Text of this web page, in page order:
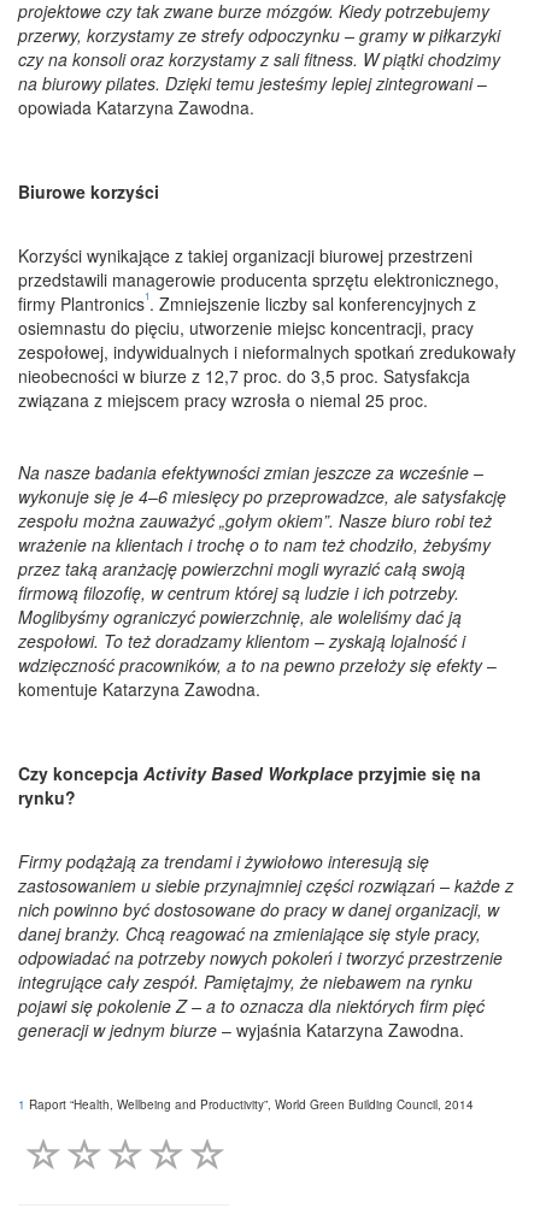
projektowe czy tak zwane burze mózgów. Kiedy potrzebujemy
przerwy, korzystamy ze strefy odpoczynku – gramy w piłkarzyki
czy na konsoli oraz korzystamy z sali fitness. W piątki chodzimy
na biurowy pilates. Dzięki temu jesteśmy lepiej zintegrowani–
opowiada Katarzyna Zawodna.
Biurowe korzyści
Korzyści wynikające z takiej organizacji biurowej przestrzeni
przedstawili managerowie producenta sprzętu elektronicznego,
firmy Plantronics1. Zmniejszenie liczby sal konferencyjnych z
osiemnastu do pięciu, utworzenie miejsc koncentracji, pracy
zespołowej, indywidualnych i nieformalnych spotkań zredukowały
nieobecności w biurze z 12,7 proc. do 3,5 proc. Satysfakcja
związana z miejscem pracy wzrosła o niemal 25 proc.
Na nasze badania efektywności zmian jeszcze za wcześnie –
wykonuje się je 4–6 miesięcy po przeprowadzce, ale satysfakcję
zespołu można zauważyć „gołym okiem”. Nasze biuro robi też
wrażenie na klientach i trochę o to nam też chodziło, żebyśmy
przez taką aranżację powierzchni mogli wyrazić całą swoją
firmową filozofię, w centrum której są ludzie i ich potrzeby.
Moglibyśmy ograniczyć powierzchnię, ale woleliśmy dać ją
zespołowi. To też doradzamy klientom – zyskają lojalność i
wdzięczność pracowników, a to na pewno przełoży się efekty–
komentuje Katarzyna Zawodna.
Czy koncepcja Activity Based Workplace przyjmie się na
rynku?
Firmy podążają za trendami i żywiołowo interesują się
zastosowaniem u siebie przynajmniej części rozwiązań – każde z
nich powinno być dostosowane do pracy w danej organizacji, w
danej branży. Chcą reagować na zmieniające się style pracy,
odpowiadać na potrzeby nowych pokoleń i tworzyć przestrzenie
integrujące cały zespół. Pamiętajmy, że niebawem na rynku
pojawi się pokolenie Z – a to oznacza dla niektórych firm pięć
generacji w jednym biurze – wyjaśnia Katarzyna Zawodna.
1 Raport “Health, Wellbeing and Productivity”, World Green Building Council, 2014